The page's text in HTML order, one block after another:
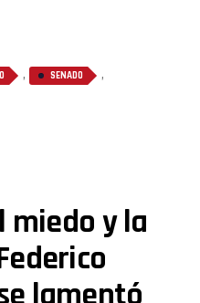
, SENADO ,
miedo y la
lamentó